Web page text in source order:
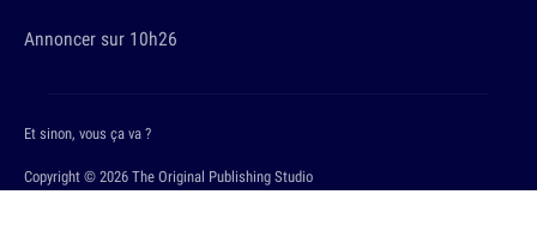
Annoncer sur 10h26
Copyright © 2026 The Original Publishing Studio
Et sinon, vous ça va ?